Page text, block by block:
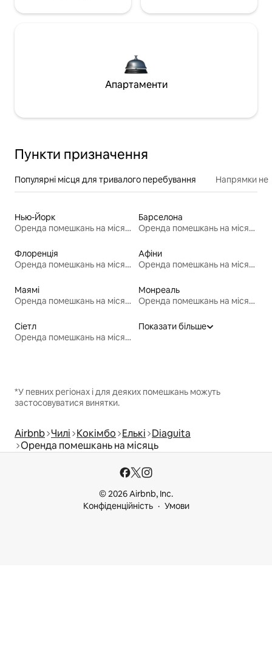
Апартаменти
Пункти призначення
Популярні місця для тривалого перебування Напрямки
Нью-Йорк
Оренда помешкань на місяць
Барселона
Оренда помешкань на місяць
Флоренція
Оренда помешкань на місяць
Афіни
Оренда помешкань на місяць
Маямі
Оренда помешкань на місяць
Монреаль
Оренда помешкань на місяць
Сіетл
Оренда помешкань на місяць
Показати більше
*У певних регіонах і для деяких помешкань можуть
застосовуватися винятки.
Airbnb Чилі Кокімбо Елькі Diaguita
Оренда помешкань на місяць
© 2026 Airbnb, Inc.
Конфіденційність
Умови